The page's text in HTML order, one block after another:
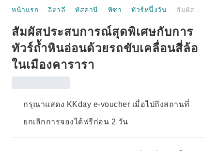
หน้าแรก อิตาลี ทัสคานี พิซา ทัวร์หนึ่งวัน
สัมผัสประสบการณ์สุดพิเศษกับการ
ทัวร์ถ้ำหินอ่อนด้วยรถขับเคลื่อนสี่ล้อ
ในเมืองคารารา
กรุณาแสดง KKday e-voucher เมื่อไปถึงสถานที่
ยกเลิกการจองได้ฟรีก่อน 2 วัน